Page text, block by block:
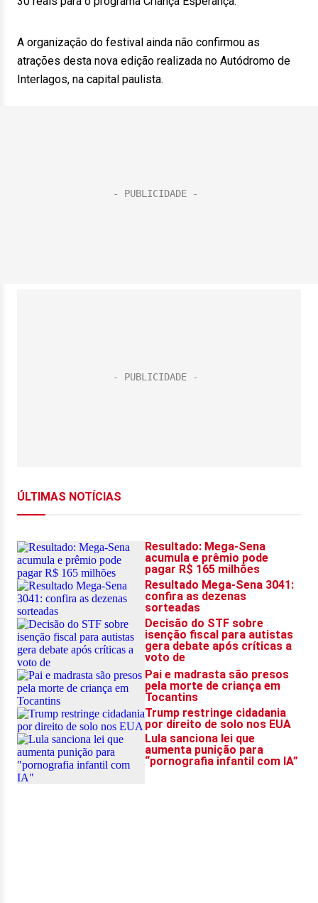
A organização do festival ainda não confirmou as
atrações desta nova edição realizada no Autódromo de
Interlagos, na capital paulista.